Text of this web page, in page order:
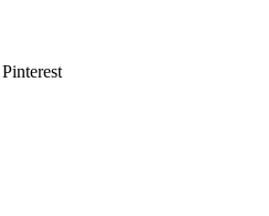
Pinterest